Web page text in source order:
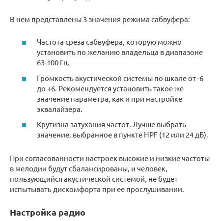
В нем представлены 3 значения режима сабвуфера:
Частота среза сабвуфера, которую можно
установить по желанию владельца в диапазоне
63-100 Гц.
Громкость акустической системы по шкале от -6
до +6. Рекомендуется установить такое же
значение параметра, как и при настройке
эквалайзера.
Крутизна затухания частот. Лучше выбрать
значение, выбранное в пункте HPF (12 или 24 дБ).
При согласованности настроек высокие и низкие частоты
в мелодии будут сбалансированы, и человек,
пользующийся акустической системой, не будет
испытывать дискомфорта при ее прослушивании.
Настройка радио